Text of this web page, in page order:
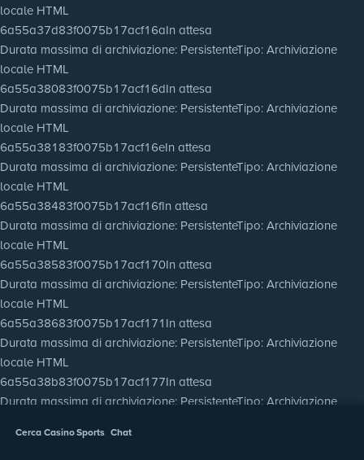
locale HTML
6a55a37d83f0075b17acf16aIn attesa
Durata massima di archiviazione: PersistenteTipo: Archiviazione
locale HTML
6a55a38083f0075b17acf16dIn attesa
Durata massima di archiviazione: PersistenteTipo: Archiviazione
locale HTML
6a55a38183f0075b17acf16eIn attesa
Durata massima di archiviazione: PersistenteTipo: Archiviazione
locale HTML
6a55a38483f0075b17acf16fIn attesa
Durata massima di archiviazione: PersistenteTipo: Archiviazione
locale HTML
6a55a38583f0075b17acf170In attesa
Durata massima di archiviazione: PersistenteTipo: Archiviazione
locale HTML
6a55a38683f0075b17acf171In attesa
Durata massima di archiviazione: PersistenteTipo: Archiviazione
locale HTML
6a55a38b83f0075b17acf177In attesa
Durata massima di archiviazione: PersistenteTipo: Archiviazione
6a55a38d83f0075b17acf178
CercaCasinoSports Chat